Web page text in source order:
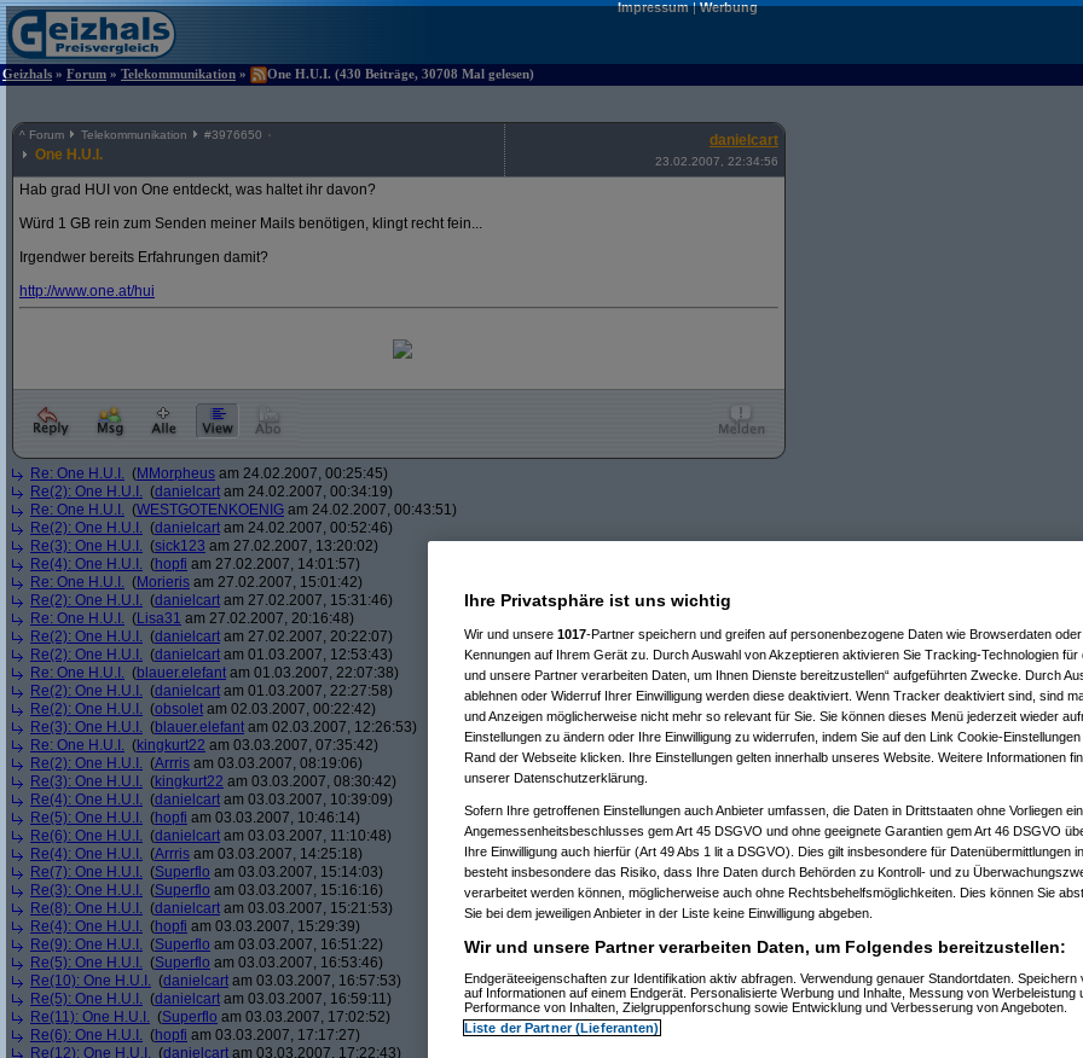
Impressum|Werbung
Geizhals » Forum » Telekommunikation » One H.U.I. (430 Beiträge, 30708 Mal gelesen)
^ Forum Telekommunikation #3976650
One H.U.I.
danielcart
23.02.2007, 22:34:56
Hab grad HUI von One entdeckt, was haltet ihr davon?
Würd 1 GB rein zum Senden meiner Mails benötigen, klingt recht fein...
Irgendwer bereits Erfahrungen damit?
http://www.one.at/hui
Re: One H.U.I. (MMorpheus am 24.02.2007, 00:25:45)
Re(2): One H.U.I. (danielcart am 24.02.2007, 00:34:19)
Re: One H.U.I. (WESTGOTENKOENIG am 24.02.2007, 00:43:51)
Re(2): One H.U.I. (danielcart am 24.02.2007, 00:52:46)
Re(3): One H.U.I. (sick123 am 27.02.2007, 13:20:02)
Re(4): One H.U.I. (hopfi am 27.02.2007, 14:01:57)
Re: One H.U.I. (Morieris am 27.02.2007, 15:01:42)
Re(2): One H.U.I. (danielcart am 27.02.2007, 15:31:46)
Re: One H.U.I. (Lisa31 am 27.02.2007, 20:16:48)
Re(2): One H.U.I. (danielcart am 27.02.2007, 20:22:07)
Re(2): One H.U.I. (danielcart am 01.03.2007, 12:53:43)
Re: One H.U.I. (blauer.elefant am 01.03.2007, 22:07:38)
Re(2): One H.U.I. (danielcart am 01.03.2007, 22:27:58)
Re(2): One H.U.I. (obsolet am 02.03.2007, 00:22:42)
Re(3): One H.U.I. (blauer.elefant am 02.03.2007, 12:26:53)
Re: One H.U.I. (kingkurt22 am 03.03.2007, 07:35:42)
Re(2): One H.U.I. (Arrris am 03.03.2007, 08:19:06)
Re(3): One H.U.I. (kingkurt22 am 03.03.2007, 08:30:42)
Re(4): One H.U.I. (danielcart am 03.03.2007, 10:39:09)
Re(5): One H.U.I. (hopfi am 03.03.2007, 10:46:14)
Re(6): One H.U.I. (danielcart am 03.03.2007, 11:10:48)
Re(4): One H.U.I. (Arrris am 03.03.2007, 14:25:18)
Re(7): One H.U.I. (Superflo am 03.03.2007, 15:14:03)
Re(3): One H.U.I. (Superflo am 03.03.2007, 15:16:16)
Re(8): One H.U.I. (danielcart am 03.03.2007, 15:21:53)
Re(4): One H.U.I. (hopfi am 03.03.2007, 15:29:39)
Re(9): One H.U.I. (Superflo am 03.03.2007, 16:51:22)
Re(5): One H.U.I. (Superflo am 03.03.2007, 16:53:46)
Re(10): One H.U.I. (danielcart am 03.03.2007, 16:57:53)
Re(5): One H.U.I. (danielcart am 03.03.2007, 16:59:11)
Re(11): One H.U.I. (Superflo am 03.03.2007, 17:02:52)
Re(6): One H.U.I. (hopfi am 03.03.2007, 17:17:27)
Re(12): One H.U.I. (danielcart am 03.03.2007, 17:22:43)
Ihre Privatsphäre ist uns wichtig
Wir und unsere 1017-Partner speichern und greifen auf personenbezogene Daten wie Browserdaten
Kennungen auf Ihrem Gerät zu. Durch Auswahl von Akzeptieren aktivieren Sie Tracking-Technologien für
und unsere Partner verarbeiten Daten, um Ihnen Dienste bereitzustellen“ aufgeführten Zwecke. Durch
ablehnen oder Widerruf Ihrer Einwilligung werden diese deaktiviert. Wenn Tracker deaktiviert sind, sind
und Anzeigen möglicherweise nicht mehr so relevant für Sie. Sie können dieses Menü jederzeit wieder
Einstellungen zu ändern oder Ihre Einwilligung zu widerrufen, indem Sie auf den Link Cookie-
Rand der Webseite klicken. Ihre Einstellungen gelten innerhalb unseres Website. Weitere Informationen
unserer Datenschutzerklärung.
Sofern Ihre getroffenen Einstellungen auch Anbieter umfassen, die Daten in Drittstaaten ohne Vorliegen
Angemessenheitsbeschlusses gem Art 45 DSGVO und ohne geeignete Garantien gem Art 46 DSGVO
Ihre Einwilligung auch hierfür (Art 49 Abs 1 lit a DSGVO). Dies gilt insbesondere für Datenübermittlungen
besteht insbesondere das Risiko, dass Ihre Daten durch Behörden zu Kontroll- und zu
verarbeitet werden können, möglicherweise auch ohne Rechtsbehelfsmöglichkeiten. Dies können Sie
Sie bei dem jeweiligen Anbieter in der Liste keine Einwilligung abgeben.
Wir und unsere Partner verarbeiten Daten, um Folgendes bereitzustellen:
Endgeräteeigenschaften zur Identifikation aktiv abfragen. Verwendung genauer Standortdaten. Speichern
auf Informationen auf einem Endgerät. Personalisierte Werbung und Inhalte, Messung von Werbeleistung
Performance von Inhalten, Zielgruppenforschung sowie Entwicklung und Verbesserung von Angeboten.
Liste der Partner (Lieferanten)